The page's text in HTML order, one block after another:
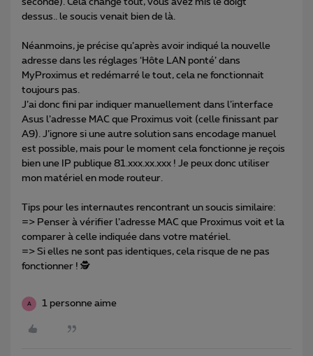
seconde). Cela change tout, vous avez mis le doigt
dessus.. le soucis venait bien de là.
Néanmoins, je précise qu’après avoir indiqué la nouvelle
adresse dans les réglages ‘Hôte LAN ponté’ dans
MyProximus et redémarré le tout, cela ne fonctionnait
toujours pas.
J’ai donc fini par indiquer manuellement dans l’interface
Asus l’adresse MAC que Proximus voit (celle finissant par
A9). J’ignore si une autre solution sans encodage manuel
est possible, mais pour le moment cela fonctionne je reçois
bien une IP publique 81.xxx.xx.xxx ! Je peux donc utiliser
mon matériel en mode routeur.
Tips pour les internautes rencontrant un soucis similaire:
=> Penser à vérifier l’adresse MAC que Proximus voit et la
comparer à celle indiquée dans votre matériel.
=> Si elles ne sont pas identiques, cela risque de ne pas
fonctionner ! 🕵
A 1 personne aime